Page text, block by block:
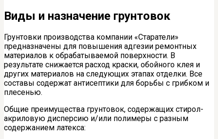
Виды и назначение грунтовок
Грунтовки производства компании «Старатели»
предназначены для повышения адгезии ремонтных
материалов к обрабатываемой поверхности. В
результате снижается расход краски, обойного клея и
других материалов на следующих этапах отделки. Все
составы содержат антисептики для борьбы с грибком и
плесенью.
Общие преимущества грунтовок, содержащих стирол-
акриловую дисперсию и/или полимеры с разным
содержанием латекса: